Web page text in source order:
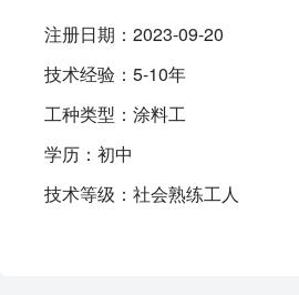
注册日期： 2023-09-20
技术经验： 5-10年
工种类型： 涂料工
学历： 初中
技术等级： 社会熟练工人